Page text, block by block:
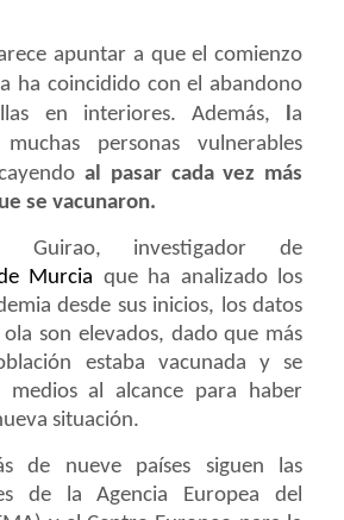
apuntar a que el comienzo
ha coincidido con el abandono
en interiores. Además, la
personas vulnerables
al pasar cada vez más
se vacunaron.
Guirao, investigador de
Murcia que ha analizado los
desde sus inicios, los datos
son elevados, dado que más
estaba vacunada y se
medios al alcance para haber
situación.
de nueve países siguen las
de la Agencia Europea del